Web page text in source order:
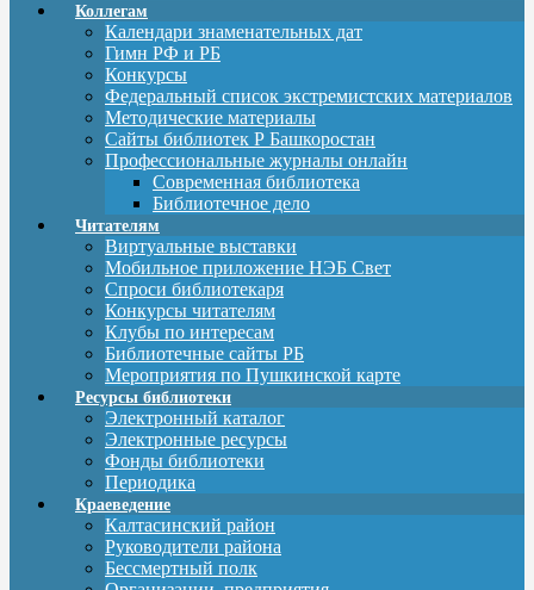
Коллегам
Календари знаменательных дат
Гимн РФ и РБ
Конкурсы
Федеральный список экстремистских материалов
Методические материалы
Сайты библиотек Р Башкоростан
Профессиональные журналы онлайн
Современная библиотека
Библиотечное дело
Читателям
Виртуальные выставки
Мобильное приложение НЭБ Свет
Спроси библиотекаря
Конкурсы читателям
Клубы по интересам
Библиотечные сайты РБ
Мероприятия по Пушкинской карте
Ресурсы библиотеки
Электронный каталог
Электронные ресурсы
Фонды библиотеки
Периодика
Краеведение
Калтасинский район
Руководители района
Бессмертный полк